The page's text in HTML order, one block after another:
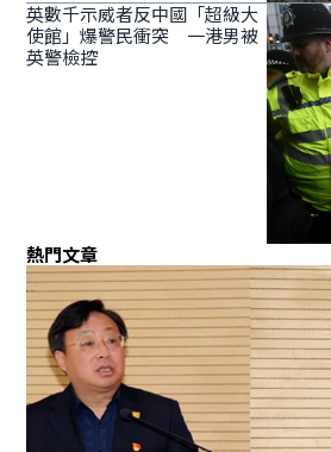
英數千示威者反中國「超級大
使館」爆警民衝突 一港男被
英警檢控
熱門文章